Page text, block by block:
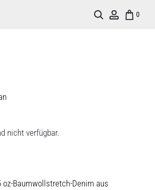
0
Account
Search
nicht verfügbar.
Baumwollstretch-Denim aus